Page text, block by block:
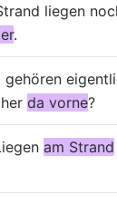
liegen
.
gehören
da vorne?
am Strand